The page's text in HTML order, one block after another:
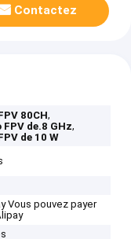
Contactez
80CH,
de.8 GHz,
de 10 W
Vous pouvez payer